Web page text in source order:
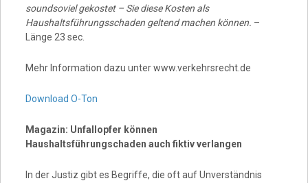
soundsoviel gekostet – Sie diese Kosten als
Haushaltsführungsschaden geltend machen können. –
Länge 23 sec.
Mehr Information dazu unter www.verkehrsrecht.de
Download O-Ton
Magazin: Unfallopfer können
Haushaltsführungschaden auch fiktiv verlangen
In der Justiz gibt es Begriffe, die oft auf Unverständnis